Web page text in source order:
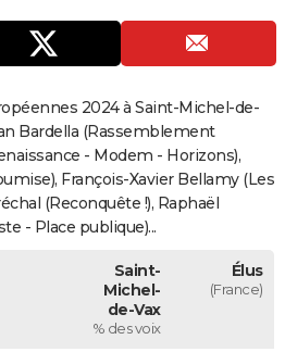
2024 à Saint-Michel-de-
Bardella (Rassemblement
- Modem - Horizons),
François-Xavier Bellamy (Les
(Reconquête !), Raphaël
- Place publique)...
Saint-
Michel-
de-Vax
% des voix
Élus
(France)